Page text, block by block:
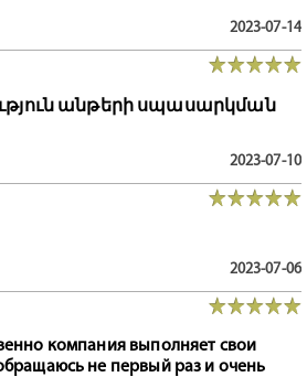
2023-07-14
անթերի սպասարկման
2023-07-10
2023-07-06
компания выполняет свои
не первый раз и очень